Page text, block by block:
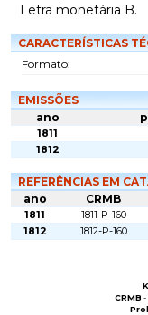
Letra monetária B.
CARACTERÍSTICAS
Formato:
EMISSÕES
ano
1811
1812
REFERÊNCIAS EM
ano CRMB
1811 1811-P-160
1812
1812-P-160
CRMB -